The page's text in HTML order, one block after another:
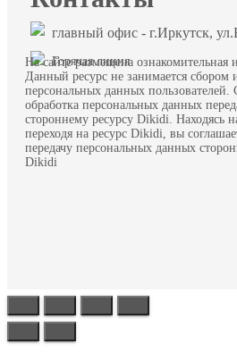
главный офис - г.Иркутск,
Горячая линия
На сайте размещена ознакомительная
Данный ресурс не занимается сбором
персональных данных пользователей.
обработка персональных данных
стороннему ресурсу Dikidi. Находясь
переходя на ресурс Dikidi, вы
передачу персональных данных
Dikidi